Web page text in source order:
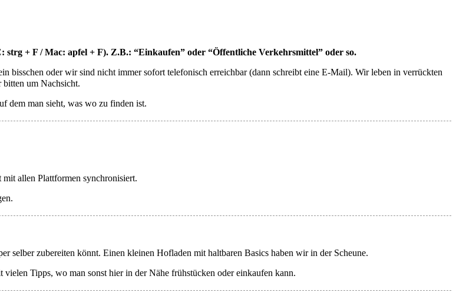
+ F / Mac: apfel + F). Z.B.: “Einkaufen” oder “Öffentliche Verkehrsmittel” oder so.
bisschen oder wir sind nicht immer sofort telefonisch erreichbar (dann schreibt eine E-Mail). Wir leben in verrückten
um Nachsicht.
dem man sieht, was wo zu finden ist.
allen Plattformen synchronisiert.
selber zubereiten könnt. Einen kleinen Hofladen mit haltbaren Basics haben wir in der Scheune.
Tipps, wo man sonst hier in der Nähe frühstücken oder einkaufen kann.